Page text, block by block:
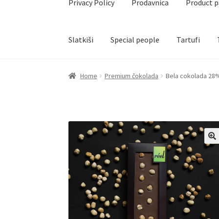
Privacy Policy Prodavnica Product
Slatkiši Special people Tartufi
Home Akcija za dan zaljubljenih Baloni Blog
Naši partneriNewsletterPartnersPoklon
Privacy PolicyProdavnicaProduct page
Terms Conditions Uredjenje doma Vino
Home Premium čokolada Bela cokolada